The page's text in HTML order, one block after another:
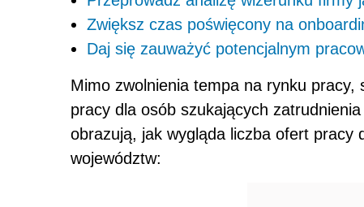
Zwiększ czas poświęcony na
Daj się zauważyć potencjalnym
Mimo zwolnienia tempa na rynku
pracy dla osób szukających
obrazują, jak wygląda liczba ofert pracy
województw: